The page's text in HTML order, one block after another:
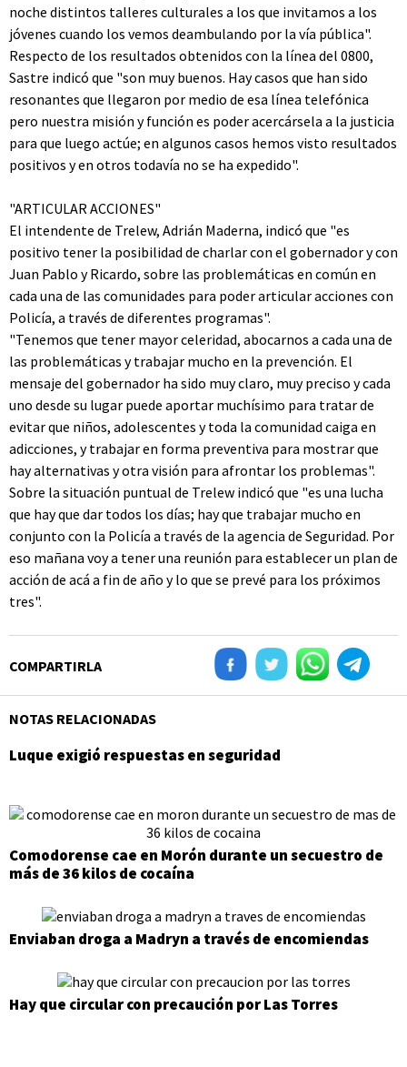
noche distintos talleres culturales a los que invitamos a los
jóvenes cuando los vemos deambulando por la vía pública".
Respecto de los resultados obtenidos con la línea del 0800,
Sastre indicó que "son muy buenos. Hay casos que han sido
resonantes que llegaron por medio de esa línea telefónica
pero nuestra misión y función es poder acercársela a la justicia
para que luego actúe; en algunos casos hemos visto resultados
positivos y en otros todavía no se ha expedido".
"ARTICULAR ACCIONES"
El intendente de Trelew, Adrián Maderna, indicó que "es
positivo tener la posibilidad de charlar con el gobernador y con
Juan Pablo y Ricardo, sobre las problemáticas en común en
cada una de las comunidades para poder articular acciones con
Policía, a través de diferentes programas".
"Tenemos que tener mayor celeridad, abocarnos a cada una de
las problemáticas y trabajar mucho en la prevención. El
mensaje del gobernador ha sido muy claro, muy preciso y cada
uno desde su lugar puede aportar muchísimo para tratar de
evitar que niños, adolescentes y toda la comunidad caiga en
adicciones, y trabajar en forma preventiva para mostrar que
hay alternativas y otra visión para afrontar los problemas".
Sobre la situación puntual de Trelew indicó que "es una lucha
que hay que dar todos los días; hay que trabajar mucho en
conjunto con la Policía a través de la agencia de Seguridad. Por
eso mañana voy a tener una reunión para establecer un plan de
acción de acá a fin de año y lo que se prevé para los próximos
tres".
COMPARTIRLA
NOTAS RELACIONADAS
Luque exigió respuestas en seguridad
Comodorense cae en Morón durante un secuestro de
más de 36 kilos de cocaína
Enviaban droga a Madryn a través de encomiendas
Hay que circular con precaución por Las Torres